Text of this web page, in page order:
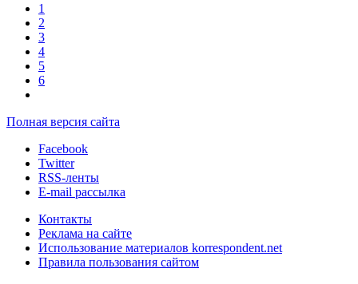
1
2
3
4
5
6
Полная версия сайта
Facebook
Twitter
RSS-ленты
E-mail рассылка
Контакты
Реклама на сайте
Использование материалов korrespondent.net
Правила пользования сайтом